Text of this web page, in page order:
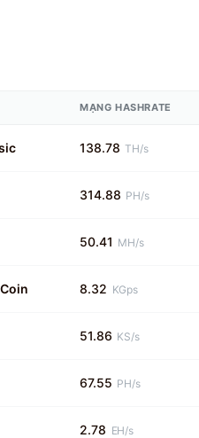
MẠNG HASHRATE
138.78 TH/s
314.88 PH/s
50.41 MH/s
8.32 KGps
51.86 KS/s
67.55 PH/s
2.78 EH/s